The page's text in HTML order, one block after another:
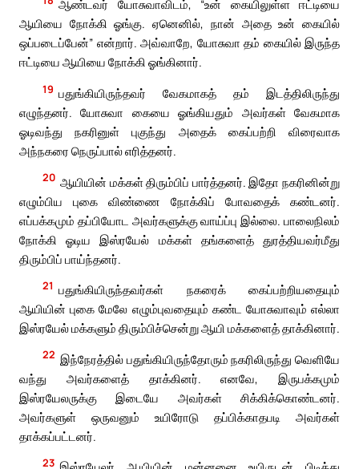
ஆண்டவர் யோசுவாவிடம், “உன் கையிலுள்ள ஈட்டியை
ஆயியை நோக்கி ஓங்கு. ஏனெனில், நான் அதை உன் கையில்
ஒப்படைப்பேன்” என்றார். அவ்வாறே, யோசுவா தம் கையில் இருந்த
ஈட்டியை ஆயியை நோக்கி ஓங்கினார்.
19 பதுங்கியிருந்தவர் வேகமாகத் தம் இடத்திலிருந்து
எழுந்தனர். யோசுவா கையை ஓங்கியதும் அவர்கள் வேகமாக
ஓடிவந்து நகரினுள் புகுந்து அதைக் கைப்பற்றி விரைவாக
அந்நகரை நெருப்பால் எரித்தனர்.
20 ஆயியின் மக்கள் திரும்பிப் பார்த்தனர். இதோ நகரினின்று
எழும்பிய புகை விண்ணை நோக்கிப் போவதைக் கண்டனர்.
எப்பக்கமும் தப்பியோட அவர்களுக்கு வாய்ப்பு இல்லை. பாலைநிலம்
நோக்கி ஓடிய இஸ்ரயேல் மக்கள் தங்களைத் துரத்தியவர்மீது
திரும்பிப் பாய்ந்தனர்.
21 பதுங்கியிருந்தவர்கள் நகரைக் கைப்பற்றியதையும்
ஆயியின் புகை மேலே எழும்புவதையும் கண்ட யோசுவாவும் எல்லா
இஸ்ரயேல் மக்களும் திரும்பிச்சென்று ஆயி மக்களைத் தாக்கினார்.
22 இந்நேரத்தில் பதுங்கியிருந்தோரும் நகரிலிருந்து வெளியே
வந்து அவர்களைத் தாக்கினர். எனவே, இருபக்கமும்
இஸ்ரயேலருக்கு இடையே அவர்கள் சிக்கிக்கொண்டனர்.
அவர்களுள் ஒருவனும் உயிரோடு தப்பிக்காதபடி அவர்கள்
தாக்கப்பட்டனர்.
23